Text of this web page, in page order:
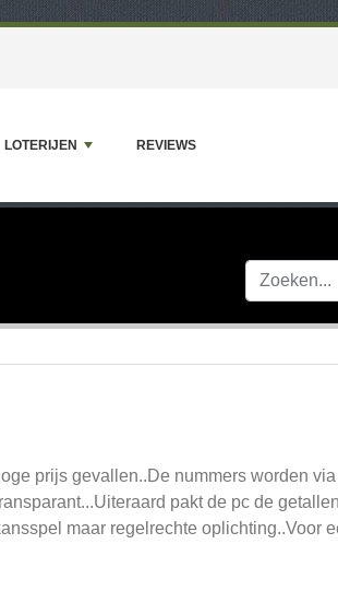
LOTERIJEN REVIEWS
prijs gevallen..De nummers worden
pakt de pc de
maar regelrechte oplichting..Voor